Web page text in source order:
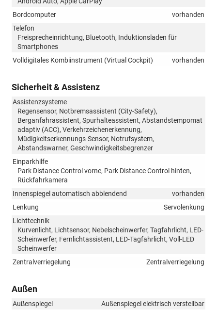
Bordcomputer
vorhanden
Telefon
Freisprecheinrichtung, Bluetooth, Induktionsladen für
Smartphones
Volldigitales Kombiinstrument (Virtual Cockpit)
vorhanden
Sicherheit & Assistenz
Assistenzsysteme
Regensensor, Notbremsassistent (City-Safety),
Berganfahrassistent, Spurhalteassistent, Abstandstempomat
adaptiv (ACC), Verkehrzeichenerkennung,
Müdigkeitserkennungs-Sensor, Notrufsystem,
Abstandswarner, Geschwindigkeitsbegrenzer
Einparkhilfe
Park Distance Control vorne, Park Distance Control hinten,
Rückfahrkamera
Innenspiegel automatisch abblendend
vorhanden
Lenkung
Servolenkung
Lichttechnik
Kurvenlicht, Lichtsensor, Nebelscheinwerfer, Tagfahrlicht, LED-
Scheinwerfer, Fernlichtassistent, LED-Tagfahrlicht, Voll-LED
Scheinwerfer
Zentralverriegelung
Zentralverriegelung
Außen
Außenspiegel Außenspiegel elektrisch verstellbar